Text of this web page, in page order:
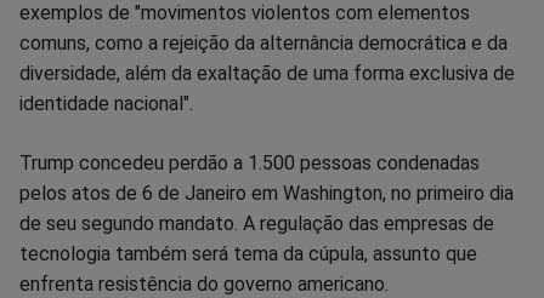
exemplos de "movimentos violentos com elementos
comuns, como a rejeição da alternância democrática e da
diversidade, além da exaltação de uma forma exclusiva de
identidade nacional".
Trump concedeu perdão a 1.500 pessoas condenadas
pelos atos de 6 de Janeiro em Washington, no primeiro dia
de seu segundo mandato. A regulação das empresas de
tecnologia também será tema da cúpula, assunto que
enfrenta resistência do governo americano.